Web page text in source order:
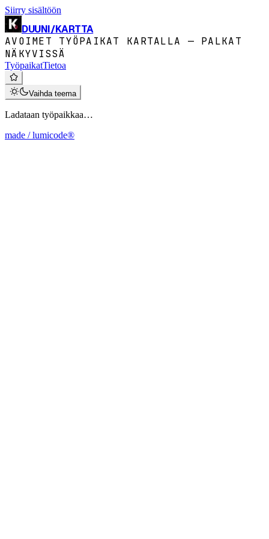
Siirry sisältöön
DUUNI/KARTTA
AVOIMET TYÖPAIKAT KARTALLA — PALKAT
NÄKYVISSÄ
TyöpaikatTietoa
Vaihda teema
Ladataan työpaikkaa…
made / lumicode®